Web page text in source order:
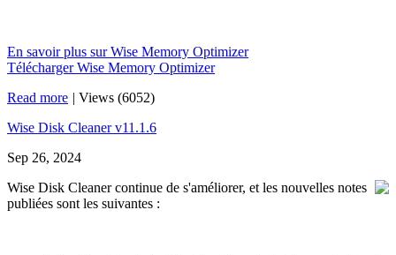
En savoir plus sur Wise Memory Optimizer
Télécharger Wise Memory Optimizer
Read more | Views (6052)
Wise Disk Cleaner v11.1.6
Sep 26, 2024
Wise Disk Cleaner continue de s'améliorer, et les nouvelles notes
publiées sont les suivantes :